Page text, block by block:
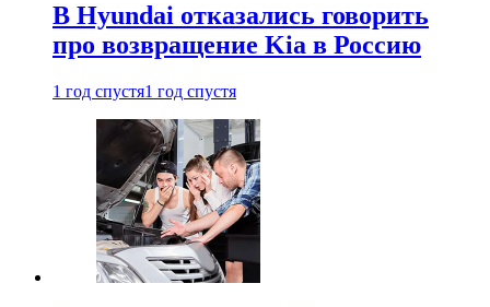
В Hyundai отказались говорить
про возвращение Kia в Россию
1 год спустя1 год спустя